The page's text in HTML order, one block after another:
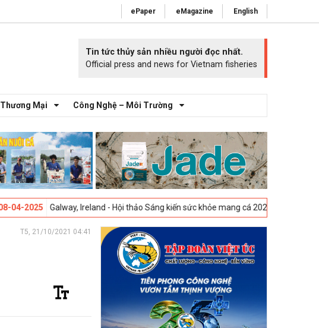
ePaper eMagazine English
Tin tức thủy sản nhiều người đọc nhất.
Official press and news for Vietnam fisheries
Thương Mại Công Nghệ – Môi Trường
Galway, Ireland - Hội thảo Sáng kiến sức khỏe mang cá 2025 -23-04-2025
T5, 21/10/2021 04:41